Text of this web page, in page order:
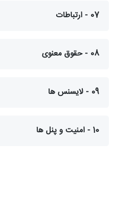
07 - ارتباطات
08 - حقوق معنوی
09 - لایسنس ها
10 - امنیت و پنل ها